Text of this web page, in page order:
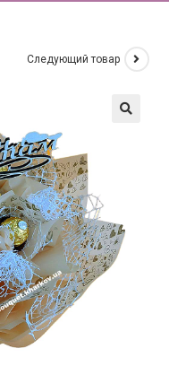
Следующий товар